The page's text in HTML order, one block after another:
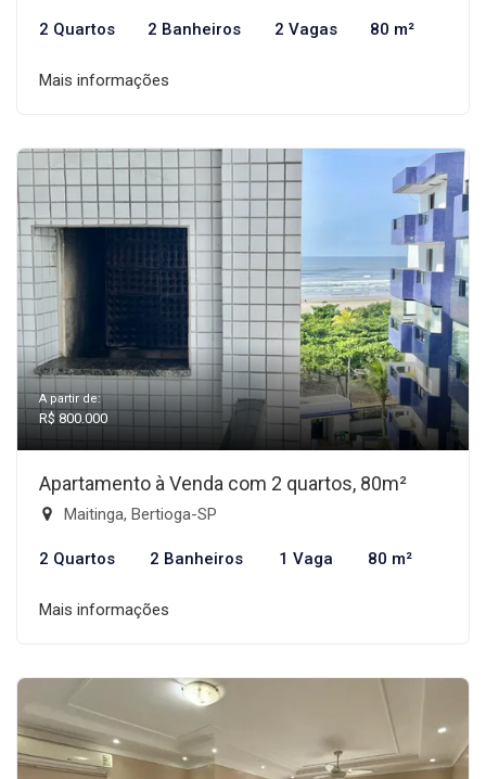
2 Quartos 2 Banheiros 2 Vagas 80 m²
Mais informações
A partir de:
R$ 800.000
Apartamento à Venda com 2 quartos, 80m²
Maitinga, Bertioga-SP
2 Quartos 2 Banheiros 1 Vaga 80 m²
Mais informações